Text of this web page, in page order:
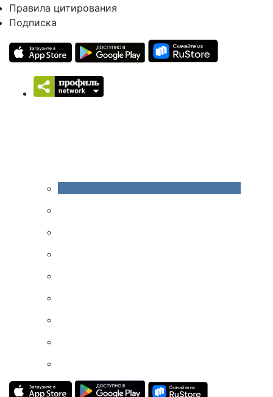
Правила цитирования
Подписка